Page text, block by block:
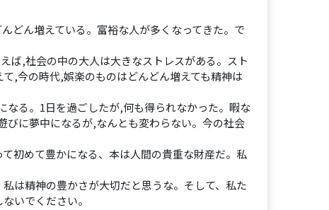
どん増えている。富裕な人が多くなってきた。で
ば,社会の中の大人は大きなストレスがある。スト
,今の時代,娯楽のものはどんどん増えても精神は
る。1日を過ごしたが,何も得られなかった。暇な
に夢中になるが,なんとも変わらない。今の社会
初めて豊かになる、本は人間の貴重な財産だ。私
は精神の豊かさが大切だと思うな。そして、私た
いでください。